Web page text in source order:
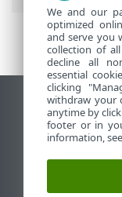
Näytä
End of Life
ESET-
ESET-foorumi
ESET Status
We and our
optimized
and serve you
collection of
decline all
essential
clicking
withdraw your
anytime by
footer or in
information,